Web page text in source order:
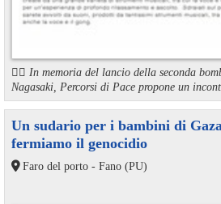
🏳️‍🌈 In memoria del lancio della seconda
Nagasaki, Percorsi di Pace propone un
Un sudario per i bambini di
fermiamo il genocidio
Faro del porto - Fano (PU)